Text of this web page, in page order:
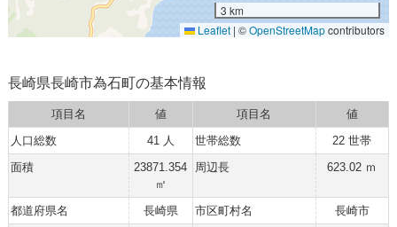
3 km
Leaflet | ©OpenStreetMapcontributors
長崎県長崎市為石町の基本情報
項目名 値 項目名
値
人口総数
41 人 世帯総数
22 世帯
面積
23871.354
㎡
周辺長 623.02 ｍ
都道府県名 長崎県 市区町村名
長崎市